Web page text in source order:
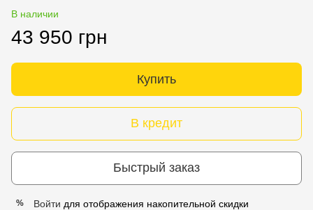
В наличии
43 950 грн
Купить
В кредит
Быстрый заказ
% Войти для отображения накопительной скидки